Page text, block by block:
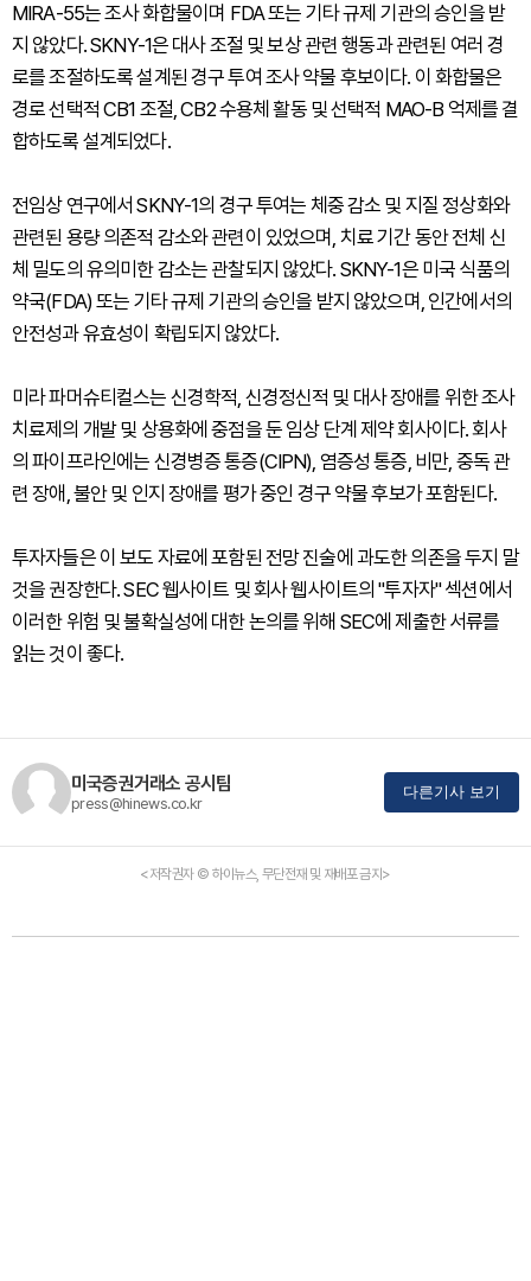
MIRA-55는 조사 화합물이며 FDA 또는 기타 규제 기관의 승인을 받
지 않았다. SKNY-1은 대사 조절 및 보상 관련 행동과 관련된 여러 경
로를 조절하도록 설계된 경구 투여 조사 약물 후보이다. 이 화합물은
경로 선택적 CB1 조절, CB2 수용체 활동 및 선택적 MAO-B 억제를 결
합하도록 설계되었다.
전임상 연구에서 SKNY-1의 경구 투여는 체중 감소 및 지질 정상화와
관련된 용량 의존적 감소와 관련이 있었으며, 치료 기간 동안 전체 신
체 밀도의 유의미한 감소는 관찰되지 않았다. SKNY-1은 미국 식품의
약국(FDA) 또는 기타 규제 기관의 승인을 받지 않았으며, 인간에서의
안전성과 유효성이 확립되지 않았다.
미라 파머슈티컬스는 신경학적, 신경정신적 및 대사 장애를 위한 조사
치료제의 개발 및 상용화에 중점을 둔 임상 단계 제약 회사이다. 회사
의 파이프라인에는 신경병증 통증(CIPN), 염증성 통증, 비만, 중독 관
련 장애, 불안 및 인지 장애를 평가 중인 경구 약물 후보가 포함된다.
투자자들은 이 보도 자료에 포함된 전망 진술에 과도한 의존을 두지 말
것을 권장한다. SEC 웹사이트 및 회사 웹사이트의 "투자자" 섹션에서
이러한 위험 및 불확실성에 대한 논의를 위해 SEC에 제출한 서류를
읽는 것이 좋다.
미국증권거래소 공시팀
press@hinews.co.kr
다른기사 보기
<저작권자 © 하이뉴스, 무단전재 및 재배포 금지>